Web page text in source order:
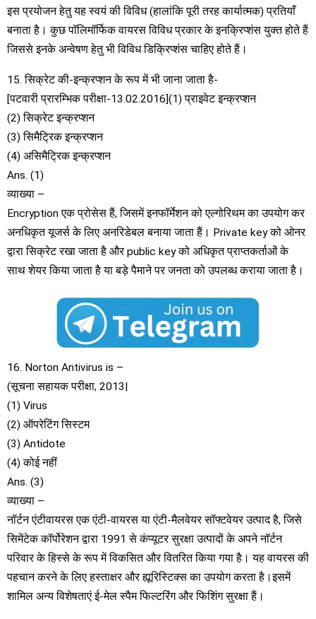
इस प्रयोजन हेतु यह स्वयं की विविध (हालांकि पूरी तरह कार्यात्मक) प्रतियाँ
बनाता है। कुछ पॉलिमॉर्फिक वायरस विविध प्रकार के इनक्रिप्शंस युक्त होते हैं
जिससे इनके अन्वेषण हेतु भी विविध डिक्रिप्शंस चाहिए होते हैं।
15. सिक्रेट की-इन्क्रप्शन के रूप में भी जाना जाता है-
[पटवारी प्रारम्भिक परीक्षा-13.02.2016](1) प्राइवेट इन्क्रप्शन
(2) सिक्रेट इन्क्रप्शन
(3) सिमैट्रिक इन्क्रप्शन
(4) असिमैट्रिक इन्क्रप्शन
Ans. (1)
व्याख्या –
Encryption एक प्रोसेस हैं, जिसमें इनफॉर्मेशन को एल्गोरिथम का उपयोग कर
अनधिकृत यूजर्स के लिए अनरिडेबल बनाया जाता हैं। Private key को ओनर
द्वारा सिक्रेट रखा जाता है और public key को अधिकृत प्राप्तकर्ताओं के
साथ शेयर किया जाता है या बड़े पैमाने पर जनता को उपलब्ध कराया जाता है।
16. Norton Antivirus is –
(सूचना सहायक परीक्षा, 2013|
(1) Virus
(2) ऑपरेटिंग सिस्टम
(3) Antidote
(4) कोई नहीं
Ans. (3)
व्याख्या –
नॉर्टन एंटीवायरस एक एंटी-वायरस या एंटी-मैलवेयर सॉफ्टवेयर उत्पाद है, जिसे
सिमेंटेक कॉर्पोरेशन द्वारा 1991 से कंप्यूटर सुरक्षा उत्पादों के अपने नॉर्टन
परिवार के हिस्से के रूप में विकसित और वितरित किया गया है। यह वायरस की
पहचान करने के लिए हस्ताक्षर और ह्यूरिस्टिक्स का उपयोग करता है।इसमें
शामिल अन्य विशेषताएं ई-मेल स्पैम फिल्टरिंग और फिशिंग सुरक्षा हैं।